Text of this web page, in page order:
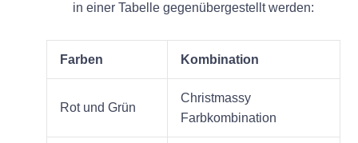
in einer Tabelle gegenübergestellt werden:
Farben Kombination
Rot und Grün
Christmassy
Farbkombination